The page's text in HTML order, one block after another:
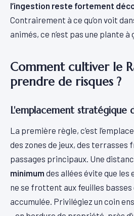
l’ingestion reste fortement
Contrairement à ce qu’on voit
animés, ce n’est pas une plante
Comment cultiver le
prendre de risques ?
L'emplacement stratégique
La première règle, c’est
des zones de jeux, des terrasses
passages principaux. Une
minimum des allées évite que les
ne se frottent aux feuilles basses
accumulée. Privilégiez un coin